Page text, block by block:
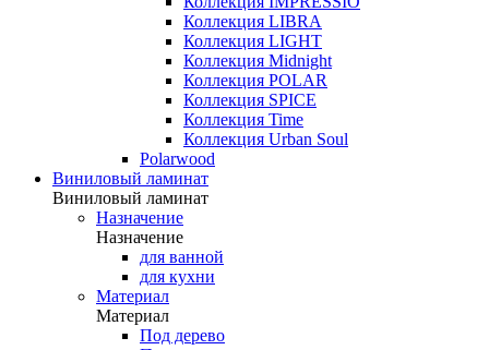
Коллекция LIBRA
Коллекция LIGHT
Коллекция Midnight
Коллекция POLAR
Коллекция SPICE
Коллекция Time
Коллекция Urban Soul
Polarwood
Виниловый ламинат
Виниловый ламинат
Назначение
Назначение
для ванной
для кухни
Материал
Материал
Под дерево